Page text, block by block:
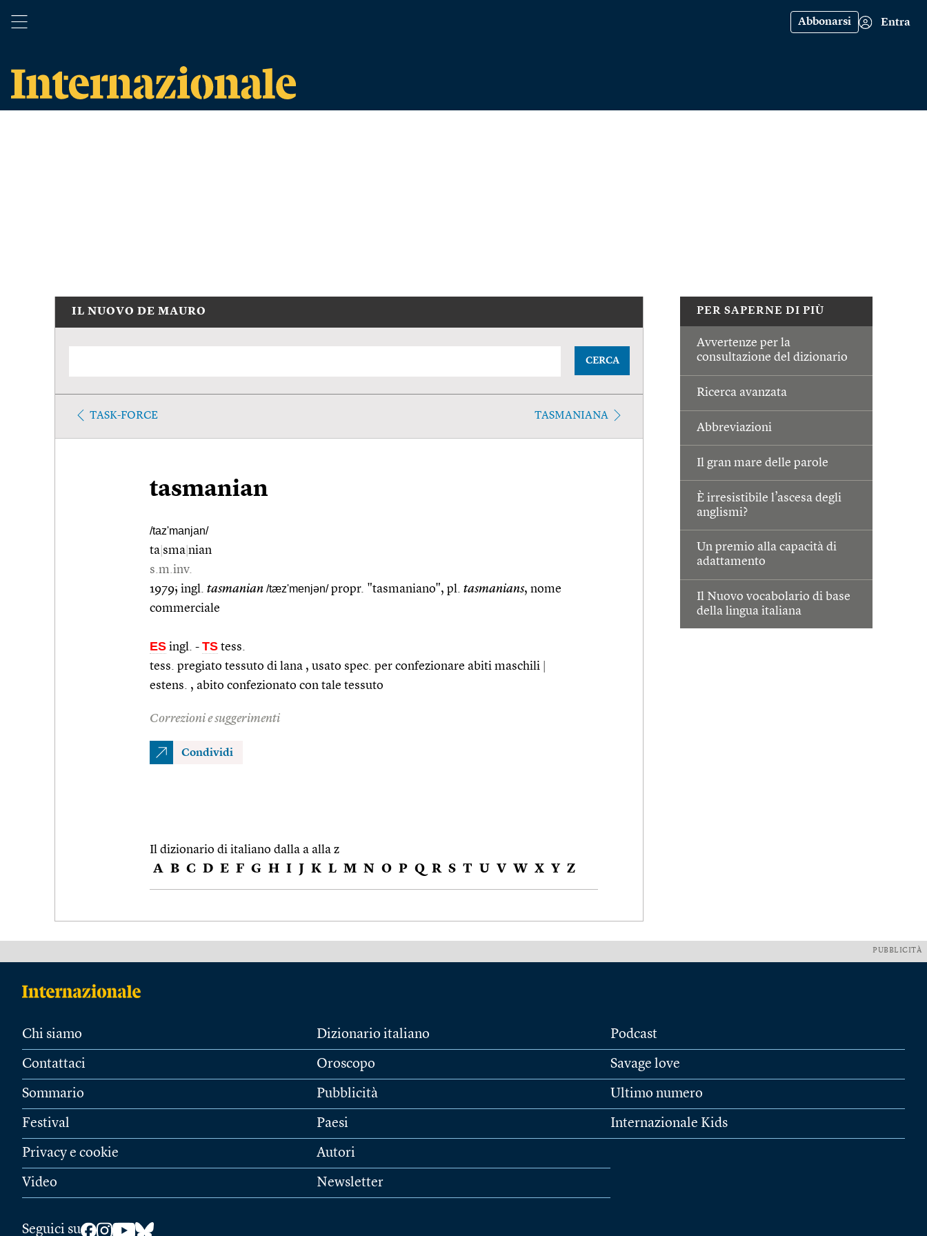
Abbonarsi Entra
PER SAPERNE DI PIÙ
Avvertenze per la
consultazione del dizionario
Ricerca avanzata
Abbreviazioni
Il gran mare delle parole
È irresistibile l’ascesa degli
anglismi?
Un premio alla capacità di
adattamento
Il Nuovo vocabolario di base
della lingua italiana
IL NUOVO DE MAURO
CERCA
TASK-FORCE TASMANIANA
tasmanian
/taz'manjan/
ta sma nian
s.m.inv.
1979; ingl. tasmanian /tæz'menjən/propr. "tasmaniano", pl. tasmanians, nome
commerciale
ES ingl. - TS tess.
tess. pregiato tessuto di lana , usato spec. per confezionare abiti maschili
estens. , abito confezionato con tale tessuto
Correzioni e suggerimenti
Condividi
Il dizionario di italiano dalla a alla z
A B C D E F G H I J K L M N O P Q R S T U V W X Y Z
PUBBLICITÀ
Chi siamo
Contattaci
Sommario
Festival
Privacy e cookie
Video
Dizionario italiano
Oroscopo
Pubblicità
Paesi
Autori
Newsletter
Podcast
Savage love
Ultimo numero
Internazionale Kids
Seguici su